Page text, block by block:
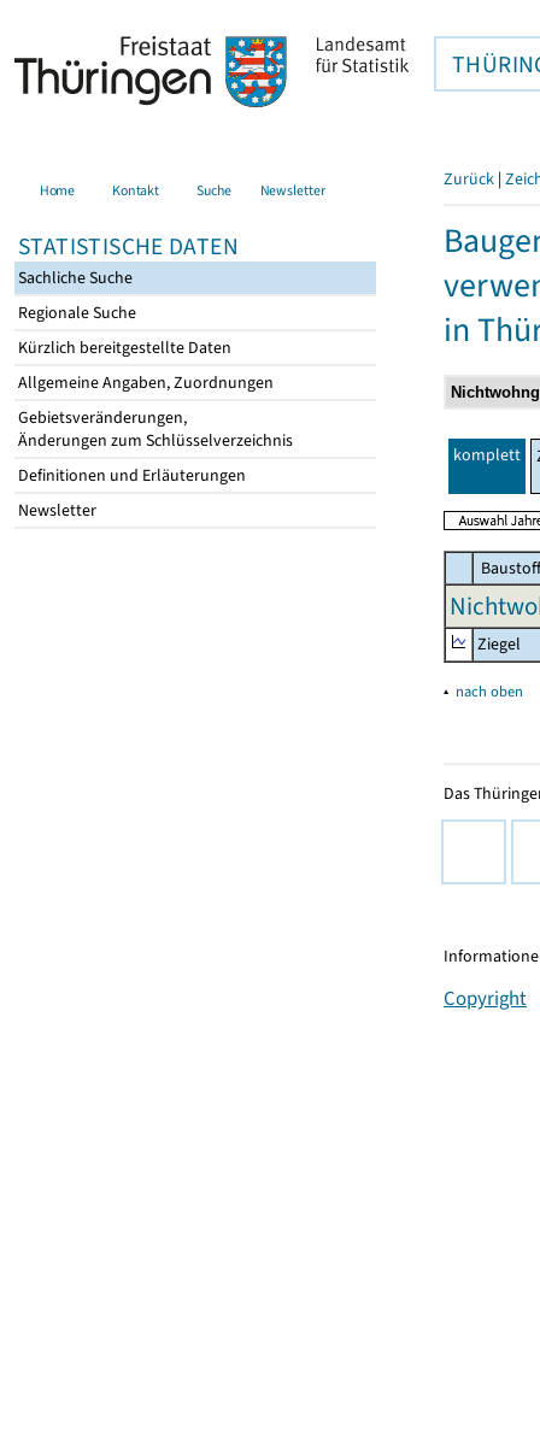
Home Kontakt Suche Newsletter
STATISTISCHE DATEN
Sachliche Suche
Regionale Suche
Kürzlich bereitgestellte Daten
Allgemeine Angaben, Zuordnungen
Gebietsveränderungen,
Änderungen zum Schlüsselverzeichnis
Definitionen und Erläuterungen
Newsletter
Zurück |
in
komplett
Baustoff
Ziegel
▴ nach oben
Das
Copyright